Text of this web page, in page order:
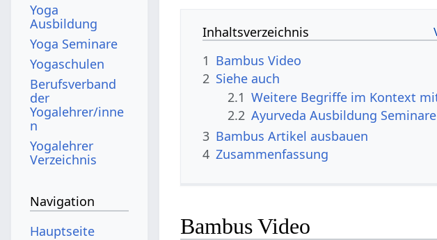
Inhaltsverzeichnis
1
Bambus‏‎ Video
2 Siehe auch
2.1
2.2 Ayurveda Ausbildung Seminare
3
Bambus‏‎ Artikel ausbauen
4 Zusammenfassung
Bambus‏‎ Video
Yoga
Ausbildung
Yoga Seminare
Yogaschulen
Berufsverband
der
Yogalehrer/inne
n
Yogalehrer
Verzeichnis
Navigation
Hauptseite